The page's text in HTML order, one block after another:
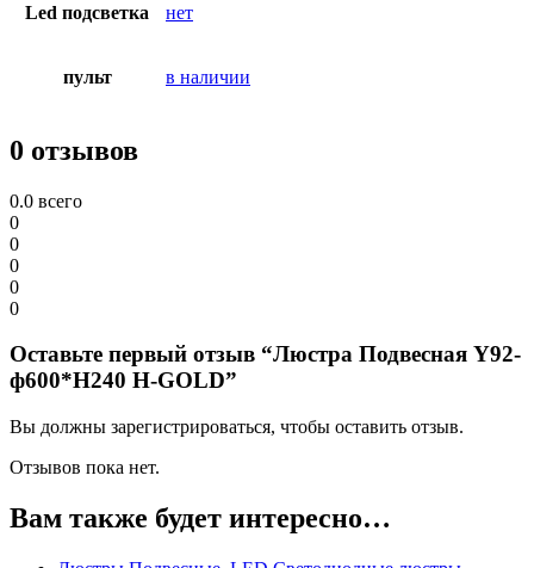
Led подсветка нет
пульт в наличии
0 отзывов
0.0 всего
0
0
0
0
0
Оставьте первый отзыв “Люстра Подвесная Y92-
ф600*H240 H-GOLD”
Вы должны зарегистрироваться, чтобы оставить отзыв.
Отзывов пока нет.
Вам также будет интересно…